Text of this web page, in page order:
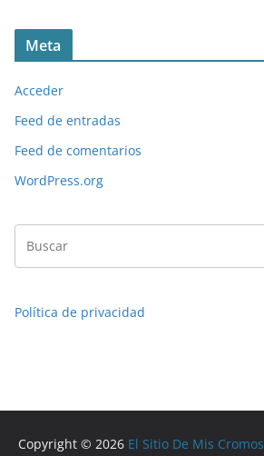
Meta
Acceder
Feed de entradas
Feed de comentarios
WordPress.org
Política de privacidad
Copyright © 2026 El Sitio De Mis Cromos